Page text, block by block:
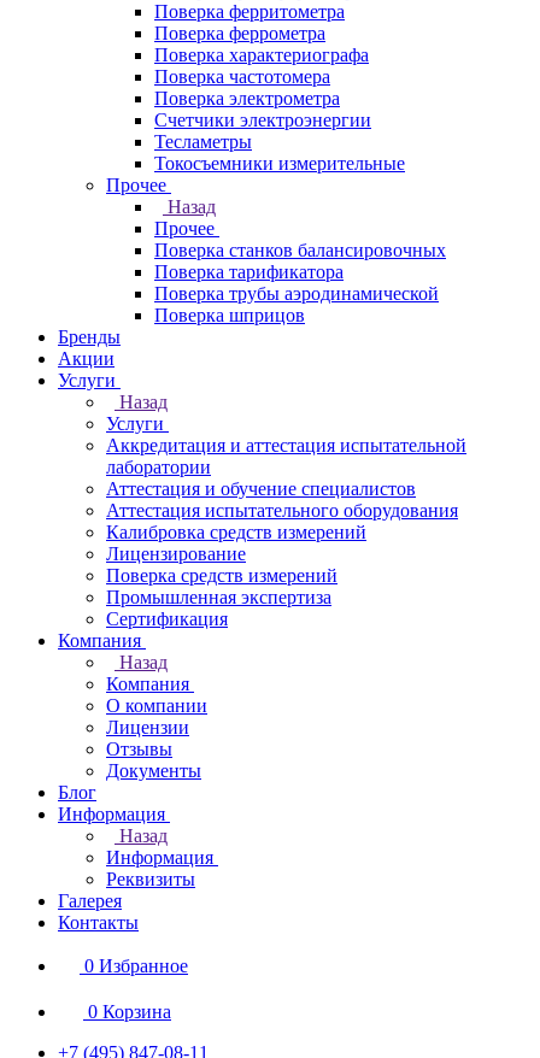
Поверка ферритометра
Поверка феррометра
Поверка характериографа
Поверка частотомера
Поверка электрометра
Счетчики электроэнергии
Тесламетры
Токосъемники измерительные
Прочее
Назад
Прочее
Поверка станков балансировочных
Поверка тарификатора
Поверка трубы аэродинамической
Поверка шприцов
Бренды
Акции
Услуги
Назад
Услуги
Аккредитация и аттестация испытательной
лаборатории
Аттестация и обучение специалистов
Аттестация испытательного оборудования
Калибровка средств измерений
Лицензирование
Поверка средств измерений
Промышленная экспертиза
Сертификация
Компания
Назад
Компания
О компании
Лицензии
Отзывы
Документы
Блог
Информация
Назад
Информация
Реквизиты
Галерея
Контакты
0 Избранное
0 Корзина
+7 (495) 847-08-11